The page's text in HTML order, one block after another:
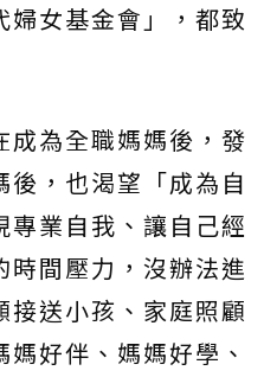
女基金會」，都致
成為全職媽媽後，發
，也渴望「成為自
專業自我、讓自己經
間壓力，沒辦法進
送小孩、家庭照顧
好伴、媽媽好學、